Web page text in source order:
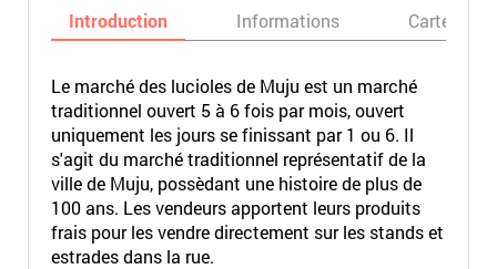
Introduction Informations Carte
Le marché des lucioles de Muju est un marché
traditionnel ouvert 5 à 6 fois par mois, ouvert
uniquement les jours se finissant par 1 ou 6. Il
s'agit du marché traditionnel représentatif de la
ville de Muju, possèdant une histoire de plus de
100 ans. Les vendeurs apportent leurs produits
frais pour les vendre directement sur les stands et
estrades dans la rue.